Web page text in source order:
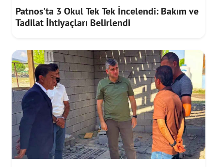
Patnos'ta 3 Okul Tek Tek İncelendi: Bakım ve
Tadilat İhtiyaçları Belirlendi